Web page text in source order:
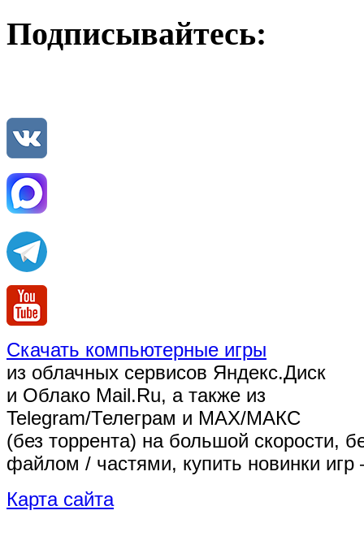
Подписывайтесь:
Скачать компьютерные игры
из облачных сервисов Яндекс.Диск
и Облако Mail.Ru, а также из
Telegram/Телеграм и MAX/МАКС
(без торрента) на большой скорости,
файлом / частями, купить новинки
Карта сайта